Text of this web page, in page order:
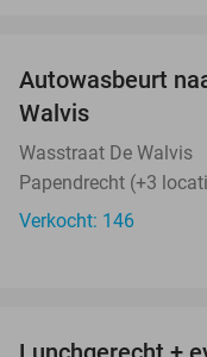
Autowasbeurt
Walvis
Wasstraat De Walvis
Papendrecht (+3
Verkocht: 146